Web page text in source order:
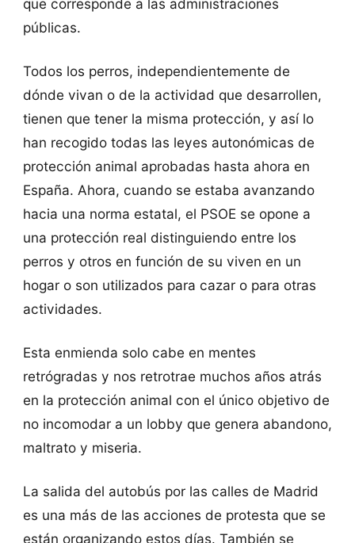
públicas.
Todos los perros, independientemente de
dónde vivan o de la actividad que desarrollen,
tienen que tener la misma protección, y así lo
han recogido todas las leyes autonómicas de
protección animal aprobadas hasta ahora en
España. Ahora, cuando se estaba avanzando
hacia una norma estatal, el PSOE se opone a
una protección real distinguiendo entre los
perros y otros en función de su viven en un
hogar o son utilizados para cazar o para otras
actividades.
Esta enmienda solo cabe en mentes
retrógradas y nos retrotrae muchos años atrás
en la protección animal con el único objetivo de
no incomodar a un lobby que genera abandono,
maltrato y miseria.
La salida del autobús por las calles de Madrid
es una más de las acciones de protesta que se
están organizando estos días. También se